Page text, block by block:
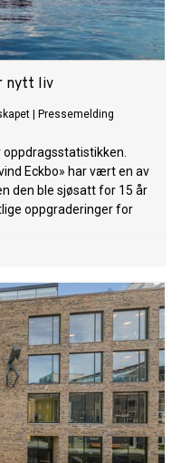
nytt liv
Pressemelding
Eckbo» har vært en av
den ble sjøsatt for 15 år
oppgraderinger for